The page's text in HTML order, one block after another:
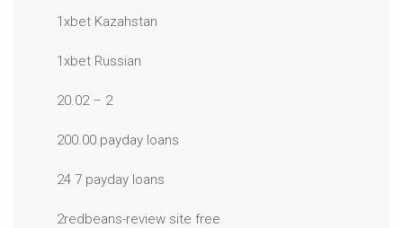
1xbet Kazahstan
1xbet Russian
20.02 – 2
200.00 payday loans
24 7 payday loans
2redbeans-review site free